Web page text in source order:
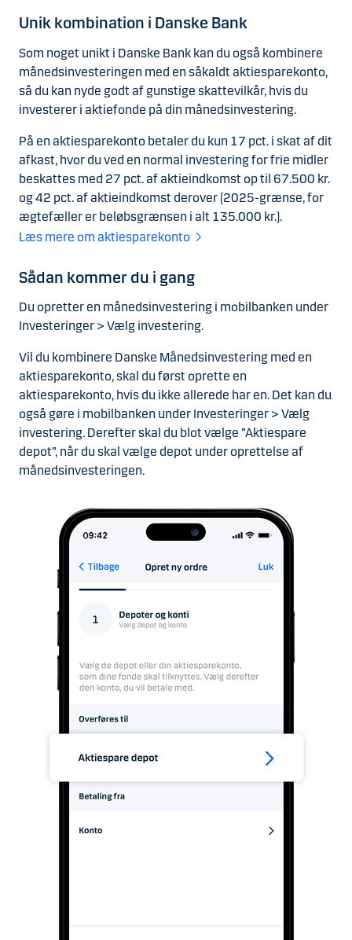
Unik kombination i Danske Bank
Som noget unikt i Danske Bank kan du også kombinere
månedsinvesteringen med en såkaldt aktiesparekonto,
så du kan nyde godt af gunstige skattevilkår, hvis du
investerer i aktiefonde på din månedsinvestering.
På en aktiesparekonto betaler du kun 17 pct. i skat af dit
afkast, hvor du ved en normal investering for frie midler
beskattes med 27 pct. af aktieindkomst op til 67.500 kr.
og 42 pct. af aktieindkomst derover (2025-grænse, for
ægtefæller er beløbsgrænsen i alt 135.000 kr.).
Læs mere om aktiesparekonto
Sådan kommer du i gang
Du opretter en månedsinvestering i mobilbanken under
Investeringer > Vælg investering.
Vil du kombinere Danske Månedsinvestering med en
aktiesparekonto, skal du først oprette en
aktiesparekonto, hvis du ikke allerede har en. Det kan du
også gøre i mobilbanken under Investeringer > Vælg
investering. Derefter skal du blot vælge ”Aktiespare
depot”, når du skal vælge depot under oprettelse af
månedsinvesteringen.